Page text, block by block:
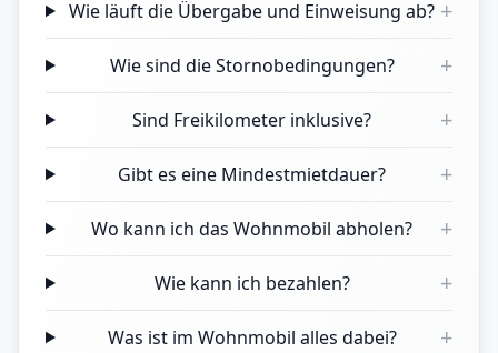
Wie läuft die Übergabe und Einweisung ab? +
Wie sind die Stornobedingungen? +
Sind Freikilometer inklusive? +
Gibt es eine Mindestmietdauer? +
Wo kann ich das Wohnmobil abholen? +
Wie kann ich bezahlen? +
Was ist im Wohnmobil alles dabei? +